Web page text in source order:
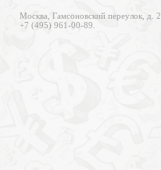
Москва, Гамсоновский переулок, д. 2.
+7 (495) 961-00-89.